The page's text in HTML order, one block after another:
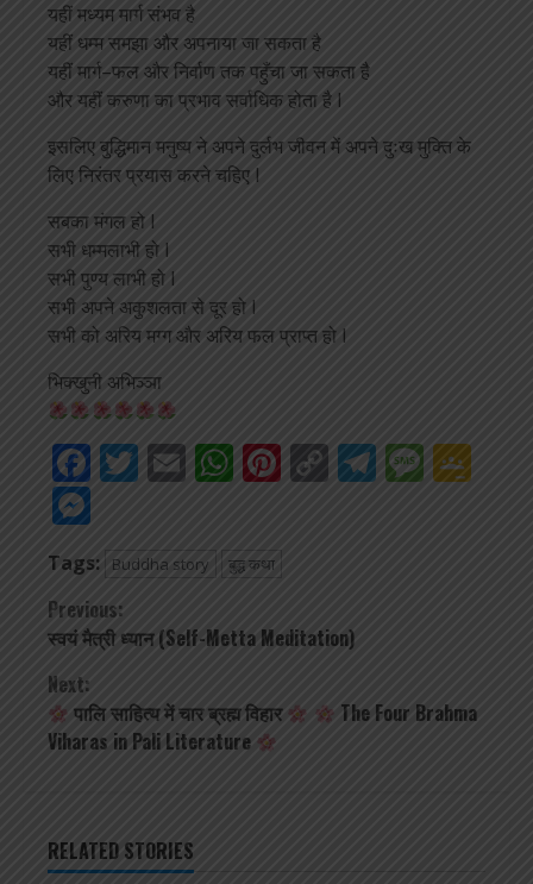
यहीं मध्यम मार्ग संभव है
यहीं धम्म समझा और अपनाया जा सकता है
यहीं मार्ग–फल और निर्वाण तक पहुँचा जा सकता है
और यहीं करुणा का प्रभाव सर्वाधिक होता है l
इसलिए बुद्धिमान मनुष्य ने अपने दुर्लभ जीवन में अपने दुःख मुक्ति के
लिए निरंतर प्रयास करने चहिए l
सबका मंगल हो l
सभी धम्मलाभी हो l
सभी पुण्य लाभी हो l
सभी अपने अकुशलता से दूर हो l
सभी को अरिय मग्ग और अरिय फल प्राप्त हो l
भिक्खुनी अभिञ्ञा
Facebook
Twitter
EmailWhatsApp
Pinterest
Copy
Tags: Buddha story बुद्ध कथा
Continue
Reading
Previous:
स्वयं मैत्री ध्यान (Self-Metta Meditation)
Next:
पालि साहित्य में चार ब्रह्म विहार
The Four Brahma
Viharas in Pali Literature
RELATED STORIES